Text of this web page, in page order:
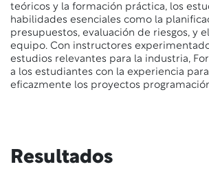
teóricos y la formación práctica, los
habilidades esenciales como la
presupuestos, evaluación de riesgos, y
equipo. Con instructores
estudios relevantes para la industria,
a los estudiantes con la experiencia
eficazmente los proyectos
Resultados